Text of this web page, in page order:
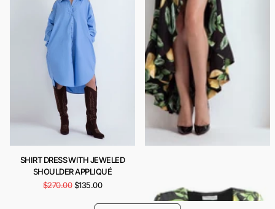
SHIRT DRESS WITH JEWELED
SHOULDER APPLIQUÉ
$270.00$135.00